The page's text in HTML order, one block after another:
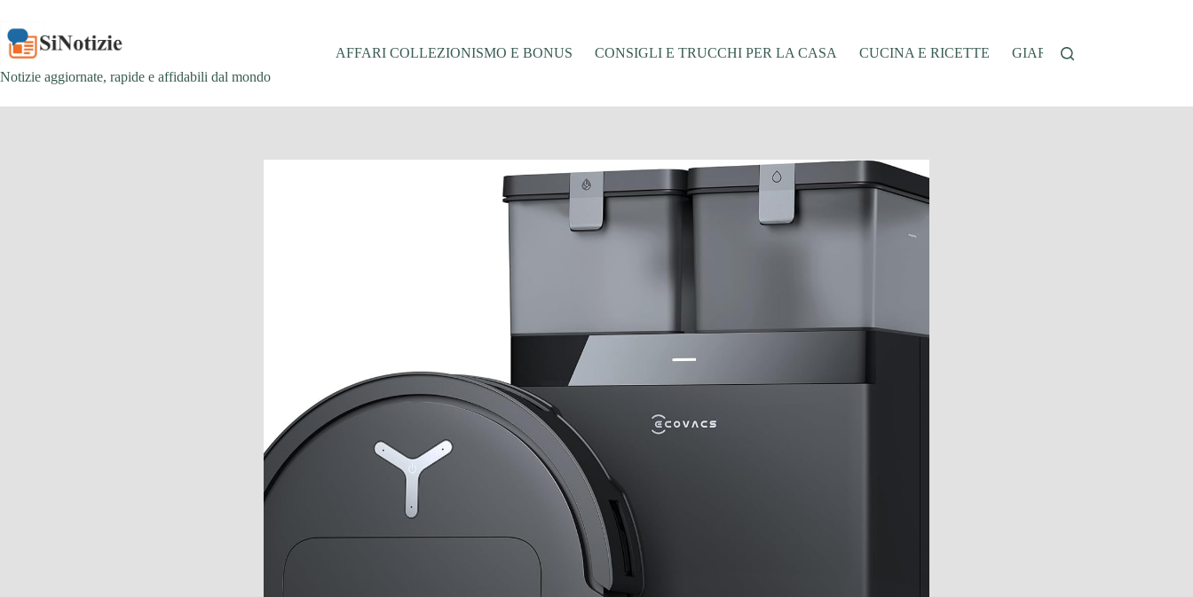
contenuto
Notizie aggiornate, rapide e affidabili dal mondo
AFFARI COLLEZIONISMO E BONUS CONSIGLI E TRUCCHI PER LA CASA CUCINA E RICETTE GIARDINAGGIO